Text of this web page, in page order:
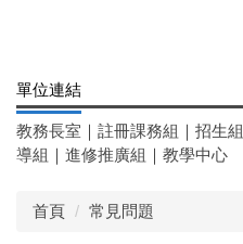
單位連結
教務長室 ｜ 註冊課務組 ｜ 招生組
導組 ｜ 進修推廣組 ｜ 教學中心
首頁 常見問題